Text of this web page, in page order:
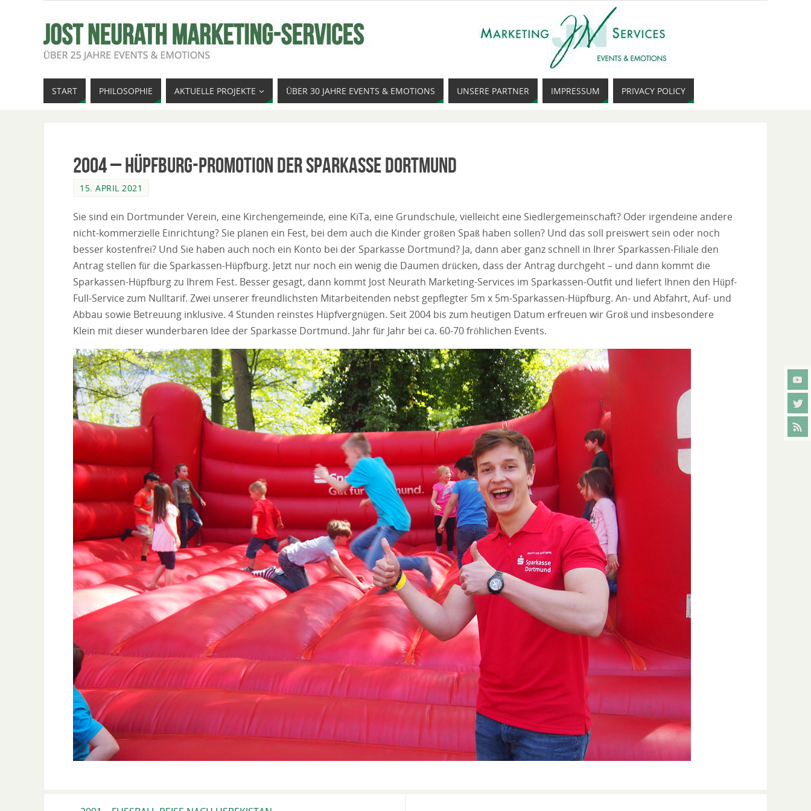
START PHILOSOPHIE AKTUELLE PROJEKTE ÜBER 30 JAHRE EVENTS & EMOTIONS UNSERE PARTNER IMPRESSUM PRIVACY POLICY
2004 – Hüpfburg-Promotion der Sparkasse Dortmund
15. APRIL 2021
Sie sind ein Dortmunder Verein, eine Kirchengemeinde, eine KiTa, eine Grundschule, vielleicht eine Siedlergemeinschaft? Oder irgendeine andere
nicht-kommerzielle Einrichtung? Sie planen ein Fest, bei dem auch die Kinder großen Spaß haben sollen? Und das soll preiswert sein oder noch
besser kostenfrei? Und Sie haben auch noch ein Konto bei der Sparkasse Dortmund? Ja, dann aber ganz schnell in Ihrer Sparkassen-Filiale den
Antrag stellen für die Sparkassen-Hüpfburg. Jetzt nur noch ein wenig die Daumen drücken, dass der Antrag durchgeht – und dann kommt die
Sparkassen-Hüpfburg zu Ihrem Fest. Besser gesagt, dann kommt Jost Neurath Marketing-Services im Sparkassen-Outfit und liefert Ihnen den Hüpf-
Full-Service zum Nulltarif. Zwei unserer freundlichsten Mitarbeitenden nebst gepflegter 5m x 5m-Sparkassen-Hüpfburg. An- und Abfahrt, Auf- und
Abbau sowie Betreuung inklusive. 4 Stunden reinstes Hüpfvergnügen. Seit 2004 bis zum heutigen Datum erfreuen wir Groß und insbesondere
Klein mit dieser wunderbaren Idee der Sparkasse Dortmund. Jahr für Jahr bei ca. 60-70 fröhlichen Events.